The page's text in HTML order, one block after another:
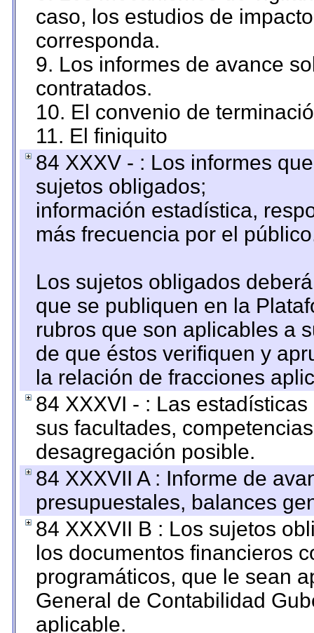
caso, los estudios de
corresponda.
9. Los informes de avance
contratados.
10. El convenio de
11. El finiquito
84 XXXV - : Los informes
sujetos obligados;
información estadística,
más frecuencia por el
Los sujetos obligados
que se publiquen en la
rubros que son aplicables a
de que éstos verifiquen y
la relación de fracciones
84 XXXVI - : Las
sus facultades,
desagregación posible.
84 XXXVII A : Informe de
presupuestales, balances
84 XXXVII B : Los sujetos
los documentos financieros
programáticos, que le sean
General de Contabilidad
aplicable.